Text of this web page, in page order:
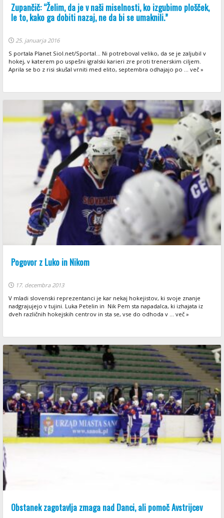
Zupančič: “Želim, da je v naši miselnosti, ko izgubimo plošček,
le to, kako ga dobiti nazaj, ne da bi se umaknili.”
25. januarja 2016
S portala Planet Siol.net/Sportal... Ni potreboval veliko, da se je zaljubil v
hokej, v katerem po uspešni igralski karieri zre proti trenerskim ciljem.
Aprila se bo z risi skušal vrniti med elito, septembra odhajajo po ... več »
Pogovor z Luko in Nikom
17. decembra 2013
V mladi slovenski reprezentanci je kar nekaj hokejistov, ki svoje znanje
nadgrajujejo v tujini. Luka Petelin in Nik Pem sta napadalca, ki izhajata iz
dveh različnih hokejskih centrov in sta se, vse do odhoda v ... več »
Obstanek zagotavlja zmaga nad Danci, ali pomoč Avstrijcev